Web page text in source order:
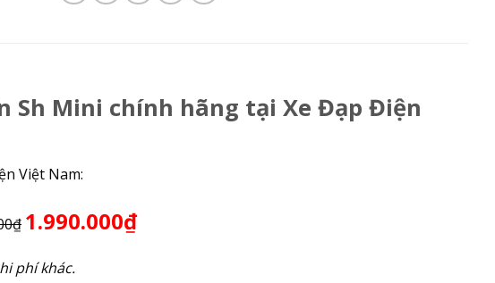
Sh Mini chính hãng tại Xe Đạp Điện
Việt Nam:
1.990.000₫
phí khác.